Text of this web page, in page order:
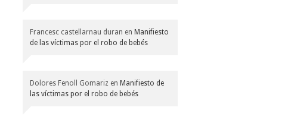
Francesc castellarnau duran en Manifiesto
de las víctimas por el robo de bebés
Dolores Fenoll Gomariz en Manifiesto de
las víctimas por el robo de bebés